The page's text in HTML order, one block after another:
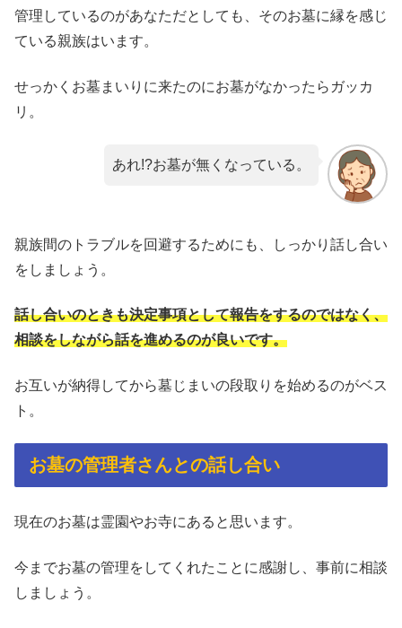
管理しているのがあなただとしても、そのお墓に縁を感じ
ている親族はいます。
せっかくお墓まいりに来たのにお墓がなかったらガッカ
リ。
あれ!?お墓が無くなっている。
親族間のトラブルを回避するためにも、しっかり話し合い
をしましょう。
話し合いのときも決定事項として報告をするのではなく、
相談をしながら話を進めるのが良いです。
お互いが納得してから墓じまいの段取りを始めるのがベス
ト。
お墓の管理者さんとの話し合い
現在のお墓は霊園やお寺にあると思います。
今までお墓の管理をしてくれたことに感謝し、事前に相談
しましょう。